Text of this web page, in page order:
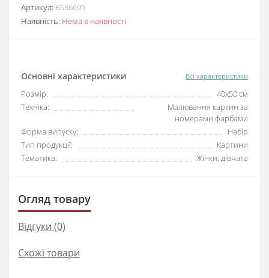
Артикул: BS36695
Наявність: Нема в наявності
Основні характеристики Всі характеристики
Розмір:
40x50 см
Техніка:
Малювання картин за
номерами фарбами
Форма випуску:
Набір
Тип продукції:
Картини
Тематика:
Жінки, дівчата
Огляд товару
Відгуки (0)
Схожі товари